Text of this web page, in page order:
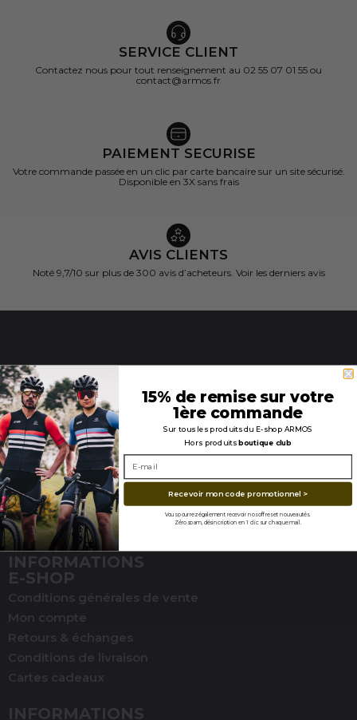
SERVICE CLIENT
Contactez nous pour tout renseignement au 02 55 07 01 55 ou
contact@armos.fr
PAIEMENT SECURISE
Votre commande passée en un clic par carte bancaire sur un site sécurisé.
Disponible en 3X sans frais
AVIS CLIENTS
Noté 9,7/10 sur plus de 300 avis d’acheteurs. Voir les derniers avis
INFORMATIONS
GÉNÉRALES
Qui sommes-nous ?
Guide des tailles
Guide peaux Cyclisme
Guide peaux Triathlon
Mentions légales
Contact
INFORMATIONS
E-SHOP
Conditions générales de vente
Mon compte
Retours & échanges
Conditions de livraison
Cartes cadeaux
INFORMATIONS
15% de remise sur votre
1ère commande
Sur tous les produits du E-shop ARMOS
Hors produitsboutique club
Recevoir mon code promotionnel >
Vous pourrez également recevoir nos offres et nouveautés.
Zéro spam, désincription en 1 clic sur chaque mail.